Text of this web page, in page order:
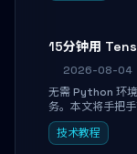
15分钟用
2026-08-04
无需 Python 环
务。本文将手把
兼容 API，并在
搞定本地 LLM 部
技术教程